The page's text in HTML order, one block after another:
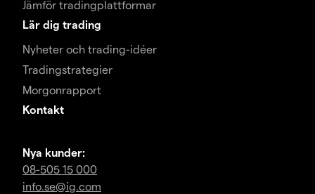
Jämför tradingplattformar
Lär dig trading
Nyheter och trading-idéer
Tradingstrategier
Morgonrapport
Kontakt
Nya kunder:
08-505 15 000
info.se@ig.com